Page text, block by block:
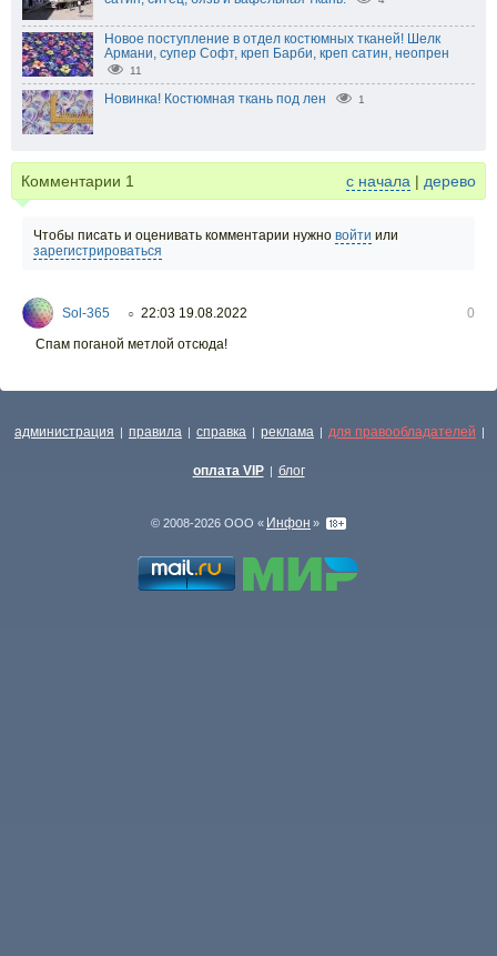
Новое поступление в отдел костюмных тканей! Шелк
Армани, супер Софт, креп Барби, креп сатин, неопрен
11
Новинка! Костюмная ткань под лен 1
Комментарии 1 с начала | дерево
Чтобы писать и оценивать комментарии нужно войти или
зарегистрироваться
Sol-365 ○ 22:03 19.08.2022
0
Спам поганой метлой отсюда!
администрация | правила | справка | реклама | для правообладателей |
оплата VIP | блог
© 2008-2026 ООО « Инфон »